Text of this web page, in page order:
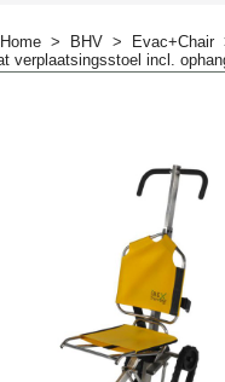
Home > BHV > Evac+Chair
verplaatsingsstoel incl.